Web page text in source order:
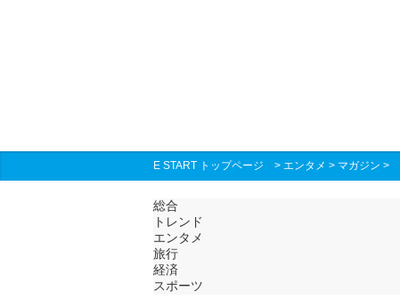
E START トップページ > エンタメ > マガジン >
総合
トレンド
エンタメ
旅行
経済
スポーツ